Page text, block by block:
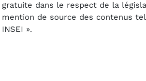
gratuite dans le respect de la
mention de source des contenus
INSEI ».